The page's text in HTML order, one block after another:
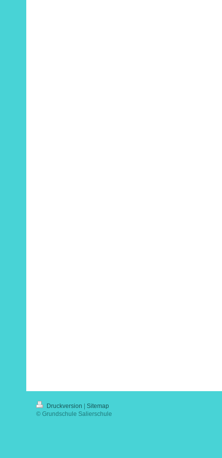
Druckversion
Sitemap
© Grundschule Salierschule